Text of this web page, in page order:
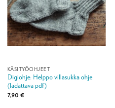
KÄSITYÖOHJEET
Digiohje: Helppo villasukka ohje
(ladattava pdf)
7,90 €